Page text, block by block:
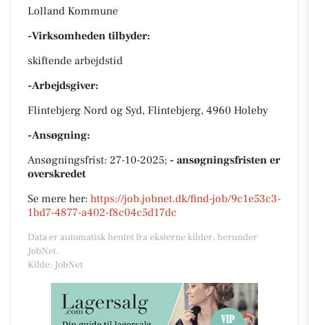
Lolland Kommune
-Virksomheden tilbyder:
skiftende arbejdstid
-Arbejdsgiver:
Flintebjerg Nord og Syd, Flintebjerg, 4960 Holeby
-Ansøgning:
Ansøgningsfrist: 27-10-2025; - ansøgningsfristen er
overskredet
Se mere her: https://job.jobnet.dk/find-job/9c1e53c3-
1bd7-4877-a402-f8c04c5d17dc
Data er automatisk hentet fra eksterne kilder, herunder
JobNet.
Kilde: JobNet